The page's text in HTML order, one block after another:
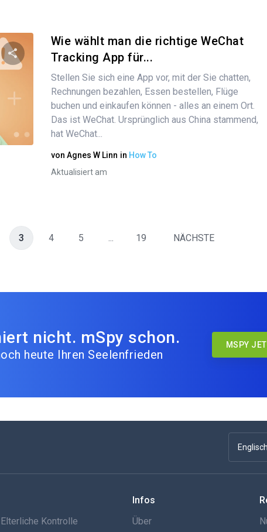
Diesen Artikel teilen
Twitter Facebook Link kopieren
Wie wählt man die richtige WeChat
Tracking App für...
Stellen Sie sich eine App vor, mit der Sie chatten,
Rechnungen bezahlen, Essen bestellen, Flüge
buchen und einkaufen können - alles an einem Ort.
Das ist WeChat. Ursprünglich aus China stammend,
hat WeChat...
von Agnes W Linn in How To
Aktualisiert am
3 4 5 ... 19 NÄCHSTE
nicht. mSpy schon.
heute Ihren Seelenfrieden
MSPY
Español
Elterliche Kontrolle
Infos
Über